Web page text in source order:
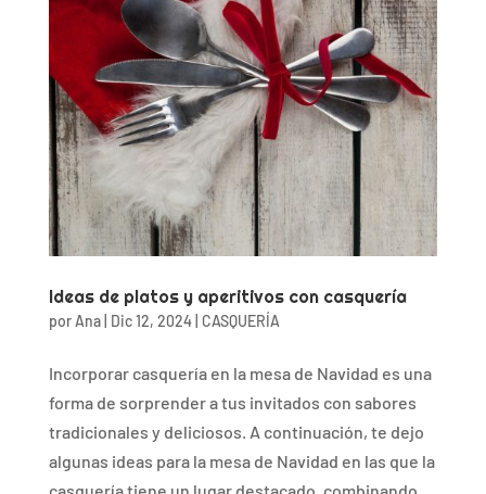
Ideas de platos y aperitivos con casquería
porAna| Dic 12, 2024| CASQUERÍA
Incorporar casquería en la mesa de Navidad es una
forma de sorprender a tus invitados con sabores
tradicionales y deliciosos. A continuación, te dejo
algunas ideas para la mesa de Navidad en las que la